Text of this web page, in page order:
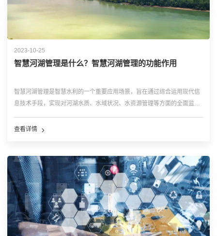
2023-10-25
智慧河湖管理是什么？智慧河湖管理的功能作用
智慧河湖管理是智慧水利的一个重要应用场景，旨在通过综合运用现代信
息技术手段，实现对河湖水质、水域状况、水资源管理等方面的全面监控
理水平，促进水资源管理和生态保护工作的落实，实现河湖可持续发展目
查看详情